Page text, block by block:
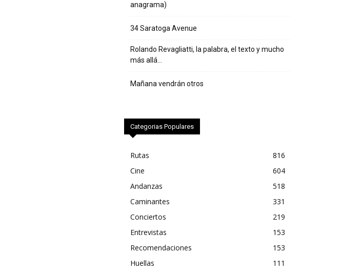
anagrama)
34 Saratoga Avenue
Rolando Revagliatti, la palabra, el texto y mucho
más allá…
Mañana vendrán otros
Categorias Populares
Rutas
816
Cine
604
Andanzas
518
Caminantes
331
Conciertos
219
Entrevistas
153
Recomendaciones
153
Huellas
111